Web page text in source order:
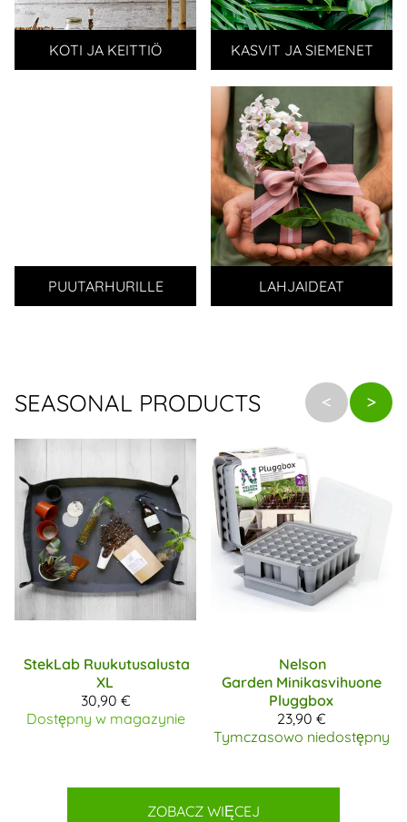
KOTI JA KEITTIÖ KASVIT JA SIEMENET
PUUTARHURILLE LAHJAIDEAT
SEASONAL PRODUCTS
StekLab Ruukutusalusta
XL
30,90 €
Dostępny w magazynie
Nelson
Garden Minikasvihuone
Pluggbox
23,90 €
Tymczasowo niedostępny
ZOBACZ WIĘCEJ